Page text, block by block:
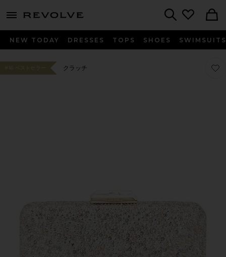
menu - shows more content
NEW TODAY DRESSES TOPS SHOES SWIMSUITS
#16 ベストセラー クラッチ お気
お気